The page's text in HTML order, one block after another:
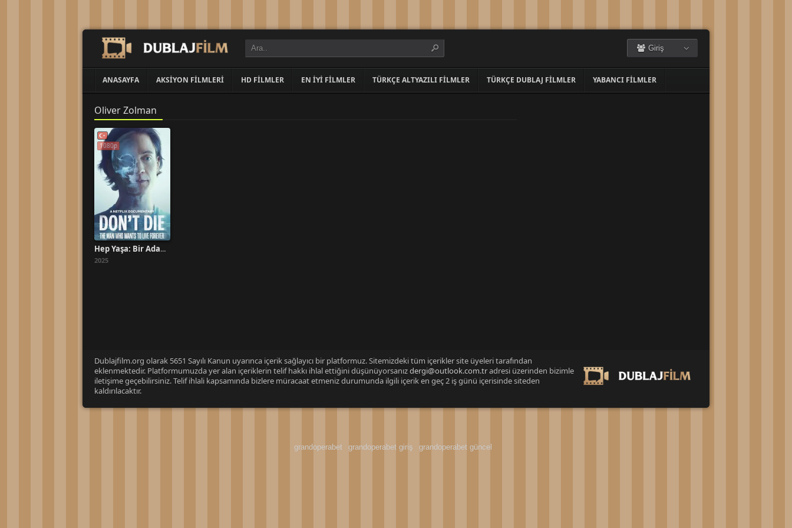
Giriş
ANASAYFA AKSIYON FILMLERI HD FILMLER EN İYI FILMLER TÜRKÇE ALTYAZILI FILMLER TÜRKÇE DUBLAJ FILMLER YABANCI FILMLER
Oliver Zolman
1080p
Hep Yaşa: Bir Adamın Ölümsüzlük Arayışı Türkçe Dublaj İzle
2025
Dublajfilm.org olarak 5651 Sayılı Kanun uyarınca içerik sağlayıcı bir platformuz. Sitemizdeki tüm içerikler site üyeleri tarafından
eklenmektedir. Platformumuzda yer alan içeriklerin telif hakkı ihlal ettiğini düşünüyorsanızdergi@outlook.com.tradresi üzerinden bizimle
iletişime geçebilirsiniz. Telif ihlali kapsamında bizlere müracaat etmeniz durumunda ilgili içerik en geç 2 iş günü içerisinde siteden
kaldırılacaktır.
grandoperabet grandoperabet giriş grandoperabet güncel